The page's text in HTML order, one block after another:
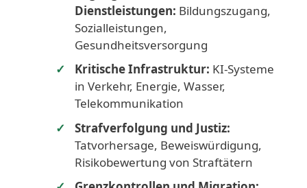
Dienstleistungen: Bildungszugang,
Sozialleistungen,
Gesundheitsversorgung
Kritische Infrastruktur: KI-Systeme
in Verkehr, Energie, Wasser,
Telekommunikation
Strafverfolgung und Justiz:
Tatvorhersage, Beweiswürdigung,
Risikobewertung von Straftätern